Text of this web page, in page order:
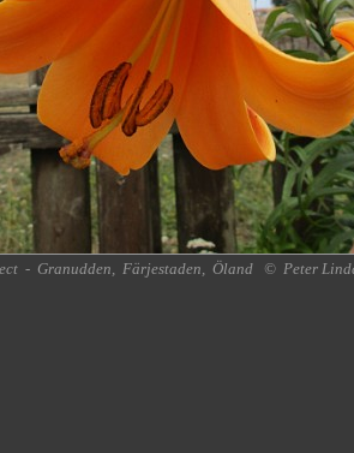
- Granudden, Färjestaden, Öland © Peter